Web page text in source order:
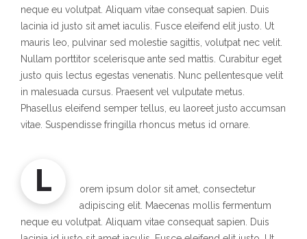
neque eu volutpat. Aliquam vitae consequat sapien. Duis
lacinia id justo sit amet iaculis. Fusce eleifend elit justo. Ut
mauris leo, pulvinar sed molestie sagittis, volutpat nec velit.
Nullam porttitor scelerisque ante sed mattis. Curabitur eget
justo quis lectus egestas venenatis. Nunc pellentesque velit
in malesuada cursus. Praesent vel vulputate metus.
Phasellus eleifend semper tellus, eu laoreet justo accumsan
vitae. Suspendisse fringilla rhoncus metus id ornare.
L
orem ipsum dolor sit amet, consectetur
adipiscing elit. Maecenas mollis fermentum
neque eu volutpat. Aliquam vitae consequat sapien. Duis